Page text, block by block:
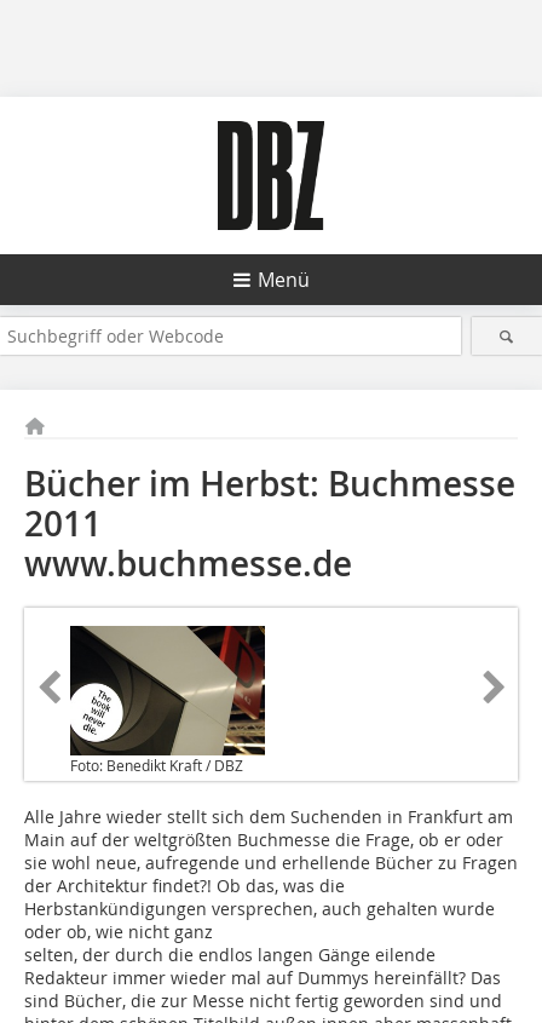
Menü
Bücher im Herbst: Buchmesse
2011
www.buchmesse.de
Foto: Benedikt Kraft / DBZ
Alle Jahre wieder stellt sich dem Suchenden in Frankfurt am
Main auf der weltgrößten Buchmesse die Frage, ob er oder
sie wohl neue, aufregende und erhellende Bücher zu Fragen
der Architektur findet?! Ob das, was die
Herbstankündigungen versprechen, auch gehalten wurde
oder ob, wie nicht ganz
selten, der durch die endlos langen Gänge eilende
Redakteur immer wieder mal auf Dummys hereinfällt? Das
sind Bücher, die zur Messe nicht fertig geworden sind und